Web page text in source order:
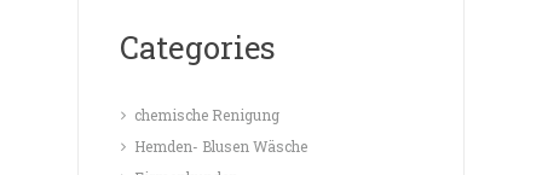
Categories
chemische Renigung
Hemden- Blusen Wäsche